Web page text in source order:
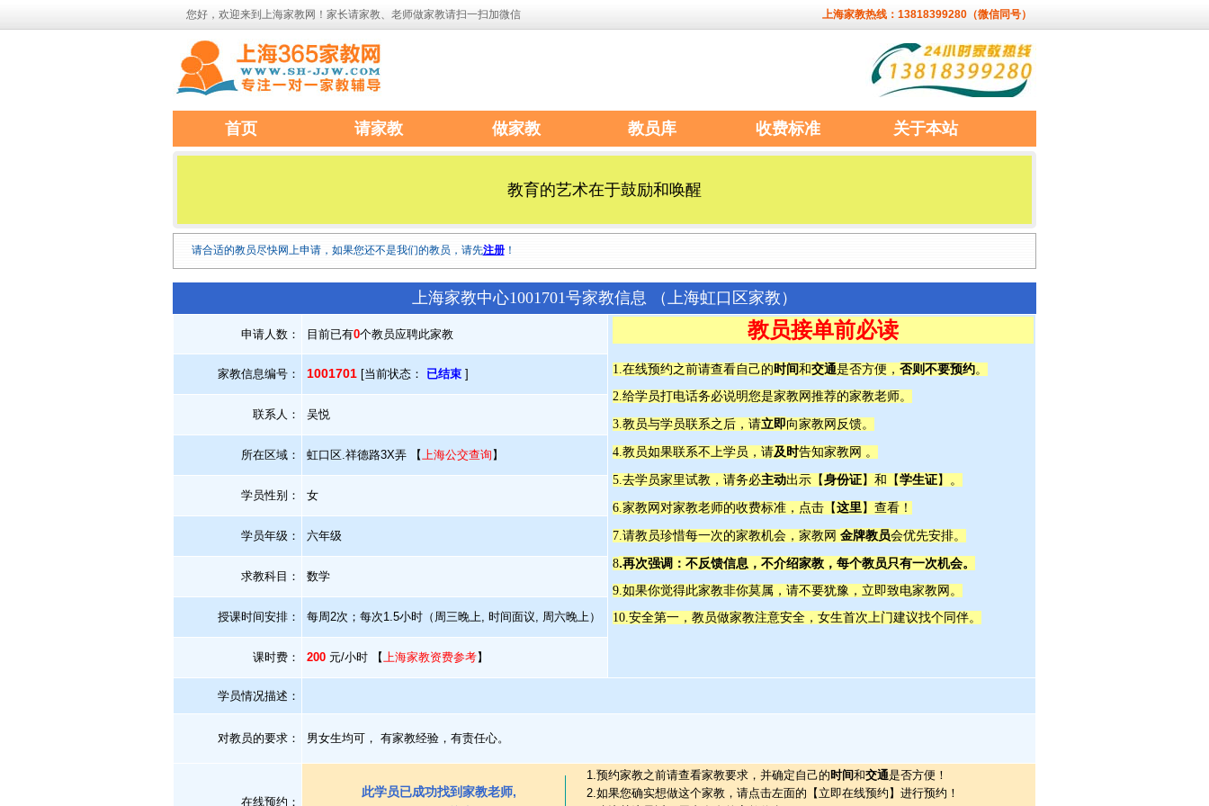
您好，欢迎来到上海家教网！家长请家教、老师做家教请扫一扫加微信 上海家教热线：13818399280（微信同号）
首页 请家教 做家教 教员库 收费标准 关于本站
教育的艺术在于鼓励和唤醒
请合适的教员尽快网上申请，如果您还不是我们的教员，请先注册！
上海家教中心1001701号家教信息 （上海虹口区家教）
申请人数： 目前已有0个教员应聘此家教 教员接单前必读
1.在线预约之前请查看自己的时间和交通是否方便， 否则不要预约。
2.给学员打电话务必说明您是家教网推荐的家教老师。
3.教员与学员联系之后，请立即向家教网反馈。
4.教员如果联系不上学员，请及时告知家教网 。
5.去学员家里试教，请务必主动出示【身份证】和【学生证】。
6.家教网对家教老师的收费标准，点击【这里 】查看！
7.请教员珍惜每一次的家教机会，家教网 金牌教员会优先安排。
8.再次强调：不反馈信息，不介绍家教，每个教员只有一次机会。
9.如果你觉得此家教非你莫属，请不要犹豫，立即致电家教网。
10.安全第一，教员做家教注意安全，女生首次上门建议找个同伴。
家教信息编号： 1001701 [当前状态： 已结束 ]
联系人： 吴悦
所在区域： 虹口区.祥德路3X弄 【上海公交查询 】
学员性别： 女
学员年级： 六年级
求教科目： 数学
授课时间安排： 每周2次；每次1.5小时（周三晚上, 时间面议, 周六晚上）
课时费： 200 元/小时 【上海家教资费参考】
学员情况描述：
对教员的要求： 男女生均可， 有家教经验，有责任心。
在线预约：
此学员已成功找到家教老师,
1.预约家教之前请查看家教要求，并确定自己的时间和交通是否方便！
2.如果您确实想做这个家教，请点击左面的【立即在线预约】进行预约！